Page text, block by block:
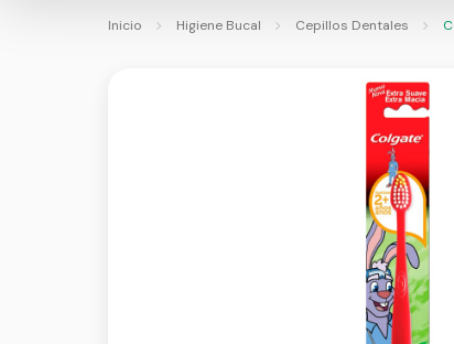
Inicio Higiene Bucal Cepillos Dentales